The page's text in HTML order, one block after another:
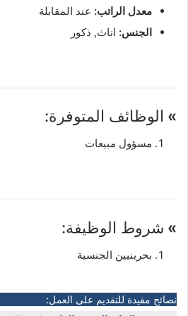
معدل الراتب: عند المقابلة
الجنس: اناث, ذكور
» الوظائف المتوفرة:
مسؤول مبيعات
» شروط الوظيفة:
بحرينيين الجنسية
نصائح مفيدة للتقديم على العمل: